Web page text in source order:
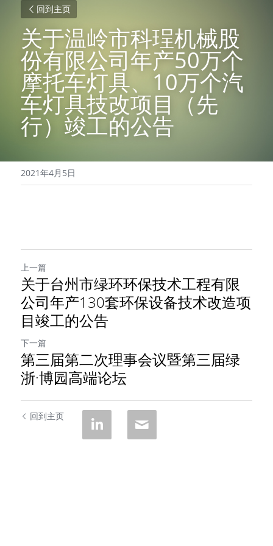
回到主页
关于温岭市科珵机械股
份有限公司年产50万个
摩托车灯具、10万个汽
车灯具技改项目（先
行）竣工的公告
2021年4月5日
上一篇
关于台州市绿环环保技术工程有限
公司年产130套环保设备技术改造项
目竣工的公告
下一篇
第三届第二次理事会议暨第三届绿
浙·博园高端论坛
回到主页